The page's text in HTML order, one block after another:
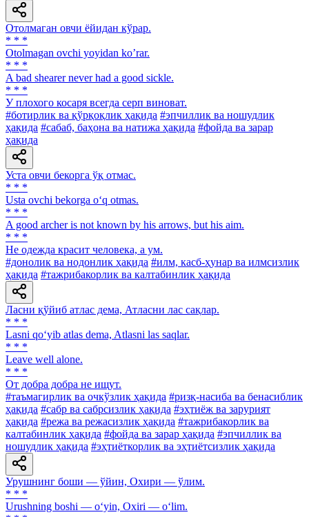
Отолмаган овчи ёйидан кўрар.
* * *
Otolmagan ovchi yoyidan koʼrar.
* * *
A bad shearer never had a good sickle.
* * *
У плохого косаря всегда серп виноват.
#ботирлик ва қўрқоқлик ҳақида #эпчиллик ва ношудлик
ҳақида #сабаб, баҳона ва натижа ҳақида #фойда ва зарар
ҳақида
Уста овчи бекорга ўқ отмас.
* * *
Usta ovchi bekorga o‘q otmas.
* * *
A good archer is not known by his arrows, but his aim.
* * *
He одежда красит человека, а ум.
#донолик ва нодонлик ҳақида #илм, касб-ҳунар ва илмсизлик
ҳақида #тажрибакорлик ва калтабинлик ҳақида
Ласни қўйиб атлас дема, Атласни лас сақлар.
* * *
Lasni qo‘yib atlas dema, Atlasni las saqlar.
* * *
Leave well alone.
* * *
От добра добра не ищут.
#таъмагирлик ва очкўзлик ҳақида #ризқ-насиба ва бенасиблик
ҳақида #сабр ва сабрсизлик ҳақида #эҳтиёж ва зарурият
ҳақида #режа ва режасизлик ҳақида #тажрибакорлик ва
калтабинлик ҳақида #фойда ва зарар ҳақида #эпчиллик ва
ношудлик ҳақида #эҳтиёткорлик ва эҳтиётсизлик ҳақида
Урушнинг боши — ўйин, Охири — ўлим.
* * *
Urushning boshi — o‘yin, Oxiri — o‘lim.